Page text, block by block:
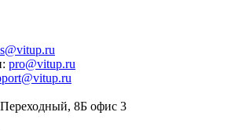
pro@vitup.ru
Переходный, 8Б офис 3